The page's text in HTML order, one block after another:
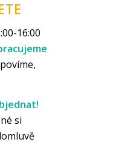
16:00
si